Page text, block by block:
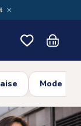
×
Mode